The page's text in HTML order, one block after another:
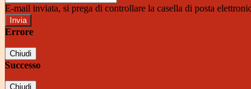
E-mail inviata, si prega di controllare la casella di posta
Errore
Chiudi
Successo
Chiudi